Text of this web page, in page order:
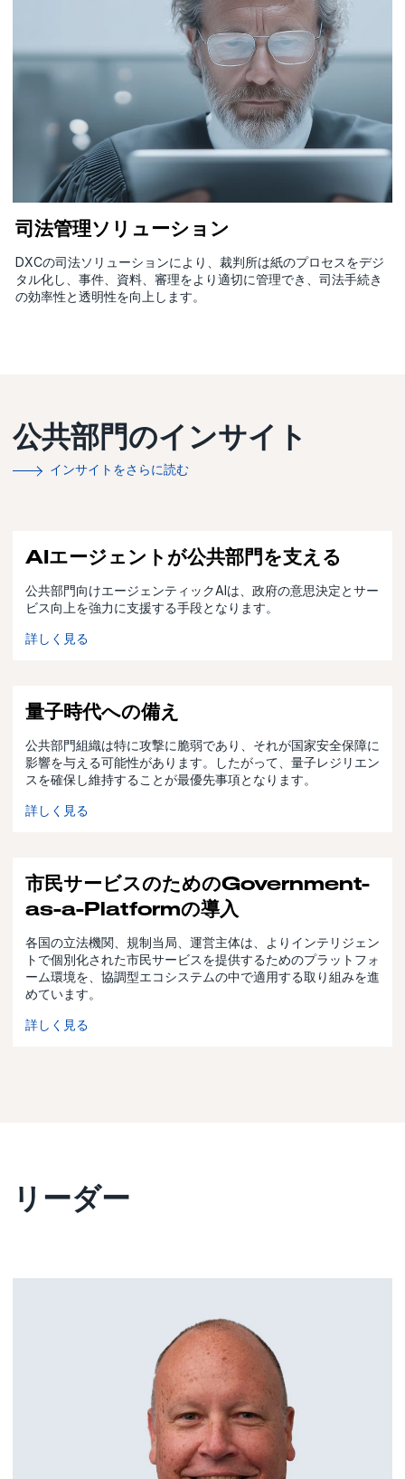
司法管理ソリューション
DXCの司法ソリューションにより、裁判所は紙のプロセスをデジ
タル化し、事件、資料、審理をより適切に管理でき、司法手続き
の効率性と透明性を向上します。
公共部門のインサイト
インサイトをさらに読む
AIエージェントが公共部門を支える
公共部門向けエージェンティックAIは、政府の意思決定とサー
ビス向上を強力に支援する手段となります。
詳しく見る
量子時代への備え
公共部門組織は特に攻撃に脆弱であり、それが国家安全保障に
影響を与える可能性があります。したがって、量子レジリエン
スを確保し維持することが最優先事項となります。
詳しく見る
市民サービスのためのGovernment-
as-a-Platformの導入
各国の立法機関、規制当局、運営主体は、よりインテリジェン
トで個別化された市民サービスを提供するためのプラットフォ
ーム環境を、協調型エコシステムの中で適用する取り組みを進
めています。
詳しく見る
リーダー